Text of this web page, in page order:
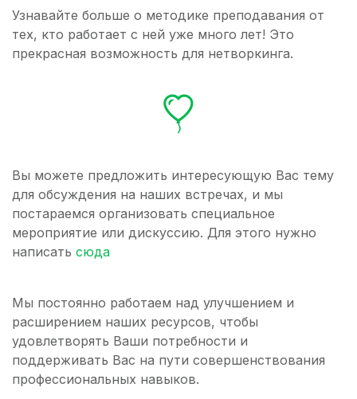
Узнавайте больше о методике преподавания от
тех, кто работает с ней уже много лет! Это
прекрасная возможность для нетворкинга.
Вы можете предложить интересующую Вас тему
для обсуждения на наших встречах, и мы
постараемся организовать специальное
мероприятие или дискуссию. Для этого нужно
написать сюда
Мы постоянно работаем над улучшением и
расширением наших ресурсов, чтобы
удовлетворять Ваши потребности и
поддерживать Вас на пути совершенствования
профессиональных навыков.